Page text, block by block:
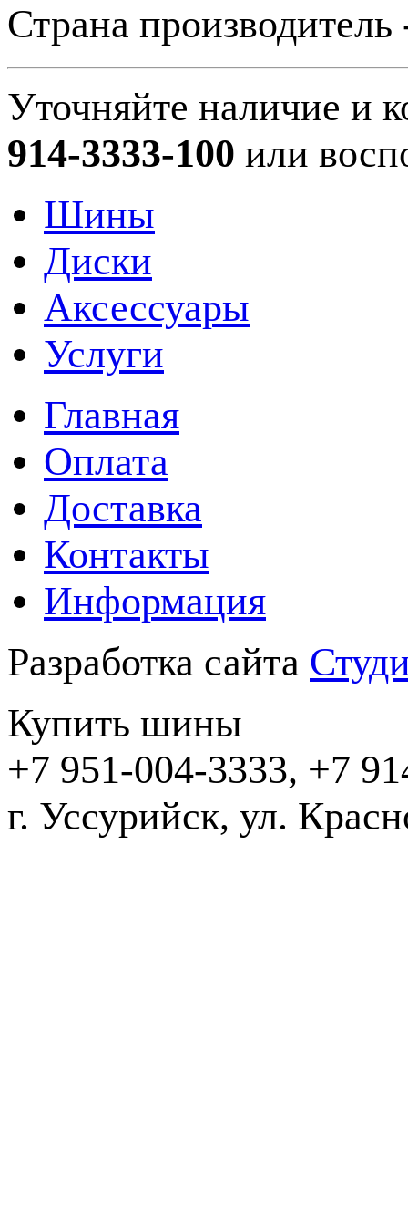
Страна
Уточняйте наличие и
914-3333-100 или
Шины
Диски
Аксессуары
Услуги
Главная
Оплата
Доставка
Контакты
Информация
Разработка сайта
Купить шины
+7 951-004-3333, +7
г. Уссурийск,